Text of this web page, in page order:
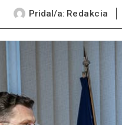
Pridal/a: Redakcia